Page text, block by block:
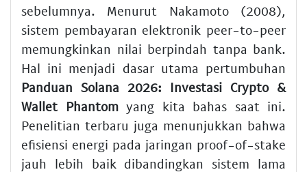
sebelumnya. Menurut Nakamoto (2008),
sistem pembayaran elektronik peer-to-peer
memungkinkan nilai berpindah tanpa bank.
Hal ini menjadi dasar utama pertumbuhan
Panduan Solana 2026: Investasi Crypto &
Wallet Phantomyang kita bahas saat ini.
Penelitian terbaru juga menunjukkan bahwa
efisiensi energi pada jaringan proof-of-stake
jauh lebih baik dibandingkan sistem lama